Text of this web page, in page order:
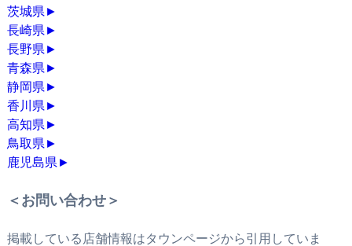
茨城県 ►
長崎県 ►
長野県 ►
青森県 ►
静岡県 ►
香川県 ►
高知県 ►
鳥取県 ►
鹿児島県 ►
＜お問い合わせ＞
掲載している店舗情報はタウンページから引用していま